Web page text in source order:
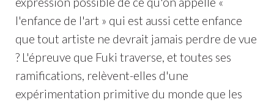
l'enfance de l'art » qui est aussi cette enfance
que tout artiste ne devrait jamais perdre de vue
? L'épreuve que Fuki traverse, et toutes ses
ramifications, relèvent-elles d'une
expérimentation primitive du monde que les